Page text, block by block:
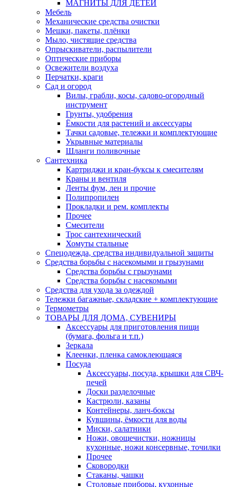
МАГНИТЫ ДЛЯ ДЕТЕЙ
Мебель
Механические средства очистки
Мешки, пакеты, плёнки
Мыло, чистящие средства
Опрыскиватели, распылители
Оптические приборы
Освежители воздуха
Перчатки, краги
Сад и огород
Вилы, грабли, косы, садово-огородный
инструмент
Грунты, удобрения
Ёмкости для растений и аксессуары
Тачки садовые, тележки и комплектующие
Укрывные материалы
Шланги поливочные
Сантехника
Картриджи и кран-буксы к смесителям
Краны и вентиля
Ленты фум, лен и прочие
Полипропилен
Прокладки и рем. комплекты
Прочее
Смесители
Трос сантехнический
Хомуты стальные
Спецодежда, средства индивидуальной защиты
Средства борьбы с насекомыми и грызунами
Средства борьбы с грызунами
Средства борьбы с насекомыми
Средства для ухода за одеждой
Тележки багажные, складские + комплектующие
Термометры
ТОВАРЫ ДЛЯ ДОМА, СУВЕНИРЫ
Аксессуары для приготовления пищи
(бумага, фольга и т.п.)
Зеркала
Клеенки, пленка самоклеющаяся
Посуда
Аксессуары, посуда, крышки для СВЧ-
печей
Доски разделочные
Кастрюли, казаны
Контейнеры, ланч-боксы
Кувшины, ёмкости для воды
Миски, салатники
Ножи, овощечистки, ножницы
кухонные, ножи консервные, точилки
Прочее
Сковородки
Стаканы, чашки
Столовые приборы, кухонные